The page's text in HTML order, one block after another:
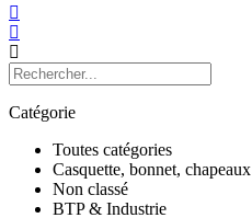
Catégorie
Toutes catégories
Casquette, bonnet, chapeaux
Non classé
BTP & Industrie